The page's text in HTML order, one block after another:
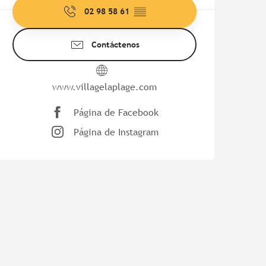
02 98 58 61 ▒▒
Contáctenos
www.villagelaplage.com
Página de Facebook
Página de Instagram